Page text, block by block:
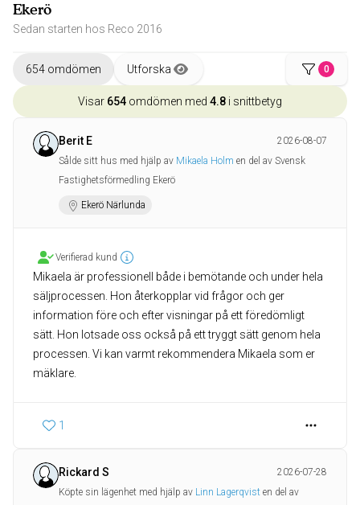
Ekerö
Sedan starten hos Reco 2016
654 omdömen Utforska 0
Visar 654 omdömen med 4.8 i snittbetyg
Berit E
2026-08-07
Sålde sitt hus med hjälp av Mikaela Holm en del av Svensk
Fastighetsförmedling Ekerö
Ekerö Närlunda
Verifierad kund
Mikaela är professionell både i bemötande och under hela
säljprocessen. Hon återkopplar vid frågor och ger
information före och efter visningar på ett föredömligt
sätt. Hon lotsade oss också på ett tryggt sätt genom hela
processen. Vi kan varmt rekommendera Mikaela som er
mäklare.
1
Rickard S
2026-07-28
Köpte sin lägenhet med hjälp av Linn Lagerqvist en del av